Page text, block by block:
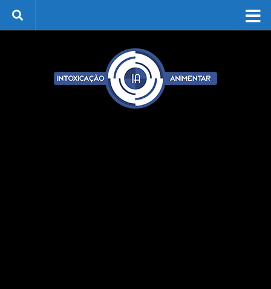
Skip to content